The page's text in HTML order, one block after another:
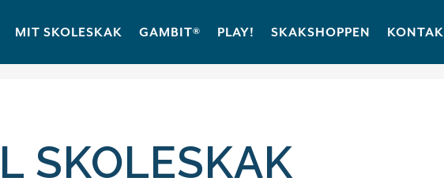
MIT SKOLESKAK GAMBIT® PLAY! SKAKSHOPPEN
SKOLESKAK